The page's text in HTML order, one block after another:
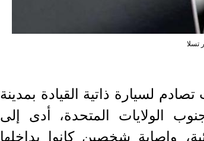
تسلا
لسيارة ذاتية القيادة بمدينة
الولايات المتحدة، أدى إلى
وإصابة شخصين كانوا بداخلها